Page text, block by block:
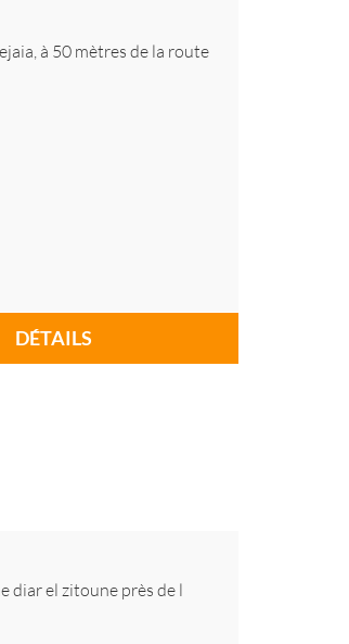
à 50 mètres de la route
DÉTAILS
diar el zitoune près de l